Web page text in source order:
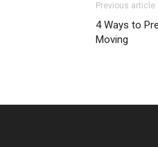
Previous article
4 Ways to
Moving